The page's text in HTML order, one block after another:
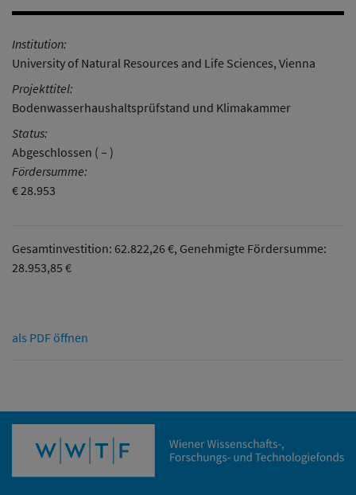
Institution:
University of Natural Resources and Life Sciences, Vienna
Projekttitel:
Bodenwasserhaushaltsprüfstand und Klimakammer
Status:
Abgeschlossen ( – )
Fördersumme:
€ 28.953
Gesamtinvestition: 62.822,26 €, Genehmigte Fördersumme:
28.953,85 €
als PDF öffnen